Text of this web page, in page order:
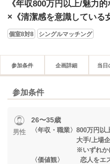
《年収800万円以上/魅力的
×《清潔感を意識している
個室8対8 シングルマッチング
参加条件 企画詳細 当日
参加条件
男性
26〜35歳
〈年収・職業〉800万円以
大手/上場企業
※いずれかに当
〈価値観〉 恋人をエ